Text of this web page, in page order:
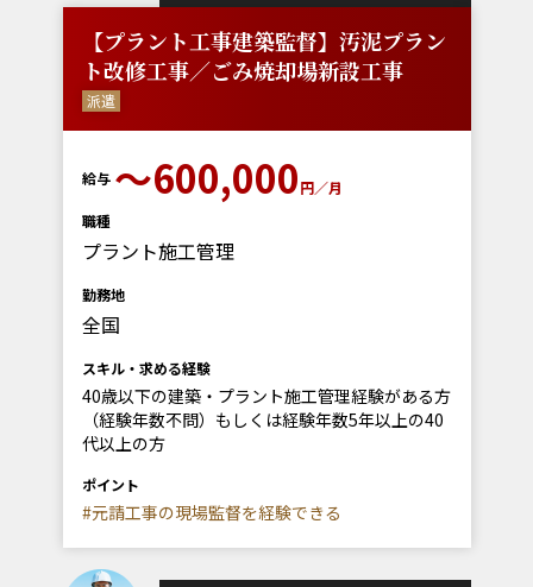
【プラント工事建築監督】汚泥プラン
ト改修工事／ごみ焼却場新設工事
派遣
給与 ～600,000円／月
職種
プラント施工管理
勤務地
全国
スキル・求める経験
40歳以下の建築・プラント施工管理経験がある方
（経験年数不問）もしくは経験年数5年以上の40
代以上の方
ポイント
#元請工事の現場監督を経験できる